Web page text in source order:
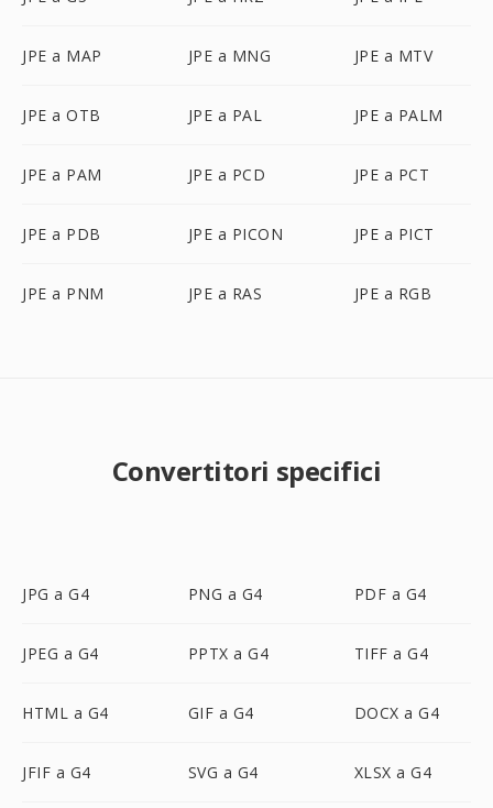
JPE a MAP JPE a MNG JPE a MTV
JPE a OTB JPE a PAL JPE a PALM
JPE a PAM JPE a PCD JPE a PCT
JPE a PDB JPE a PICON JPE a PICT
JPE a PNM JPE a RAS JPE a RGB
Convertitori specifici
JPG a G4 PNG a G4 PDF a G4
JPEG a G4 PPTX a G4 TIFF a G4
HTML a G4 GIF a G4 DOCX a G4
JFIF a G4 SVG a G4 XLSX a G4